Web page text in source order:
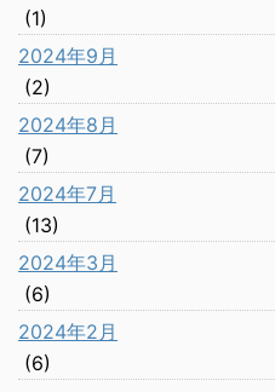
(1)
2024年9月
(2)
2024年8月
(7)
2024年7月
(13)
2024年3月
(6)
2024年2月
(6)